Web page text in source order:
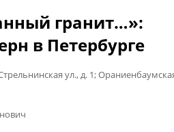
гранит…»:
в Петербурге
ул., д. 1;